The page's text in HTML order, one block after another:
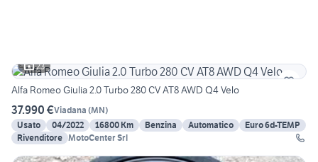
23
Alfa Romeo Giulia 2.0 Turbo 280 CV AT8 AWD Q4 Velo
37.990 €Viadana (MN)
Usato
04/2022 16800 Km Benzina Automatico
Euro 6d-TEMP
Rivenditore MotoCenter Srl